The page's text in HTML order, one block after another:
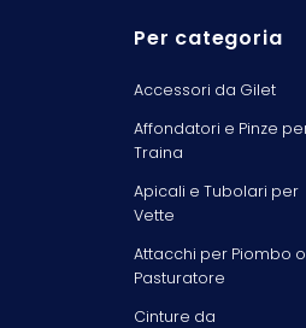
Per categoria
Accessori da Gilet
Affondatori e Pinze
Traina
Apicali e Tubolari per
Vette
Attacchi per Piombo o
Pasturatore
Cinture da